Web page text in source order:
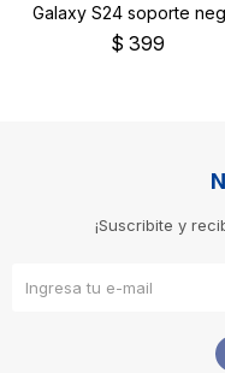
Galaxy S24 soporte
$ 399
¡Suscribite y